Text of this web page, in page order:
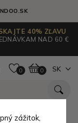
40% ZĽAVU
NAD 60 €
0 0 SK
zážitok,